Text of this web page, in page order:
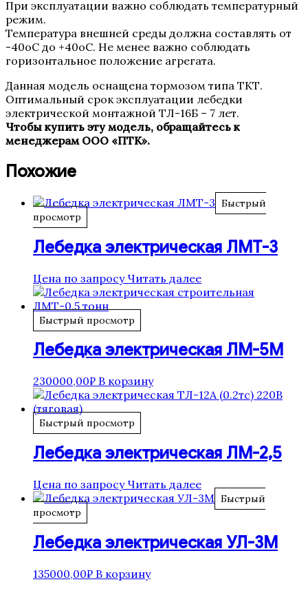
При эксплуатации важно соблюдать температурный
режим.
Температура внешней среды должна составлять от
-40оС до +40оС. Не менее важно соблюдать
горизонтальное положение агрегата.
Данная модель оснащена тормозом типа ТКТ.
Оптимальный срок эксплуатации лебедки
электрической монтажной ТЛ-16Б – 7 лет.
Чтобы купить эту модель, обращайтесь к
менеджерам ООО «ПТК».
Похожие
Быстрый
просмотр
Лебедка электрическая ЛМТ-3
Цена по запросу Читать далее
Быстрый просмотр
Лебедка электрическая ЛМ-5М
230000,00₽ В корзину
Быстрый просмотр
Лебедка электрическая ЛМ-2,5
Цена по запросу Читать далее
Быстрый
просмотр
Лебедка электрическая УЛ-3М
135000,00₽ В корзину